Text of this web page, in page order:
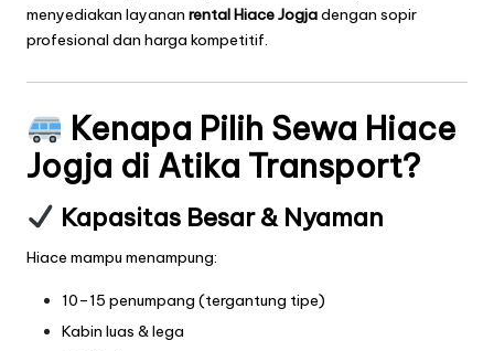
menyediakan layanan rental Hiace Jogjadengan sopir
profesional dan harga kompetitif.
Kenapa Pilih Sewa Hiace
Jogja di Atika Transport?
Kapasitas Besar & Nyaman
Hiace mampu menampung:
10–15 penumpang (tergantung tipe)
Kabin luas & lega